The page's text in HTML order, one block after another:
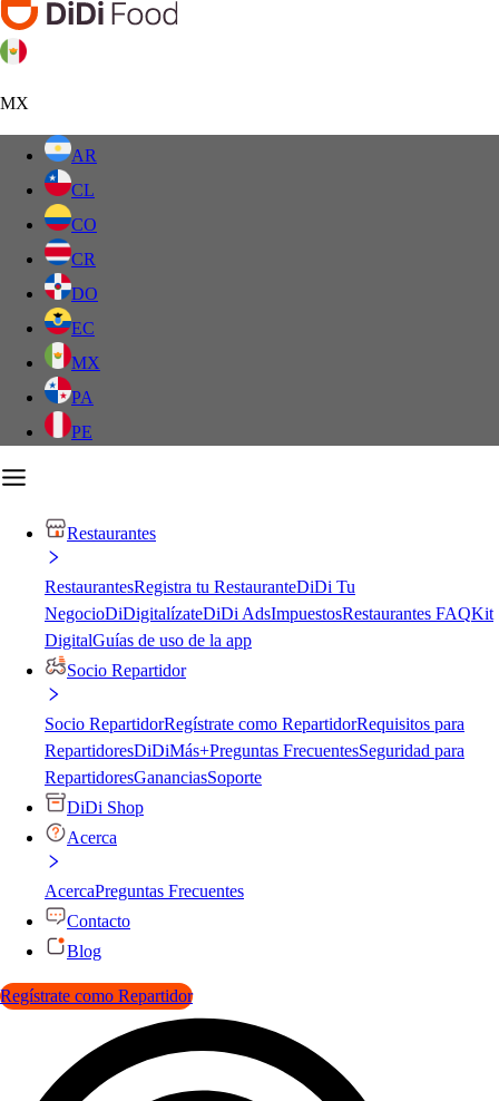
MX
AR
CL
CO
CR
DO
EC
MX
PA
PE
Restaurantes
RestaurantesRegistra tu RestauranteDiDi Tu
NegocioDiDigitalízateDiDi AdsImpuestosRestaurantes FAQKit
DigitalGuías de uso de la app
Socio Repartidor
Socio RepartidorRegístrate como RepartidorRequisitos para
RepartidoresDiDiMás+Preguntas FrecuentesSeguridad para
RepartidoresGananciasSoporte
DiDi Shop
Acerca
AcercaPreguntas Frecuentes
Contacto
Blog
Regístrate como Repartidor